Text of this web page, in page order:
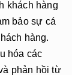
khách hàng
bảo sự cá
hàng.
hóa các
phản hồi từ